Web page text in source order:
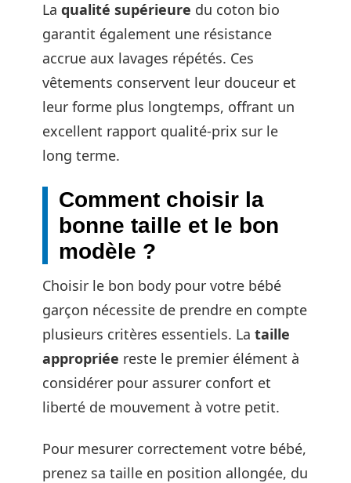
La qualité supérieure du coton bio
garantit également une résistance
accrue aux lavages répétés. Ces
vêtements conservent leur douceur et
leur forme plus longtemps, offrant un
excellent rapport qualité-prix sur le
long terme.
Comment choisir la
bonne taille et le bon
modèle ?
Choisir le bon body pour votre bébé
garçon nécessite de prendre en compte
plusieurs critères essentiels. La taille
appropriée reste le premier élément à
considérer pour assurer confort et
liberté de mouvement à votre petit.
Pour mesurer correctement votre bébé,
prenez sa taille en position allongée, du